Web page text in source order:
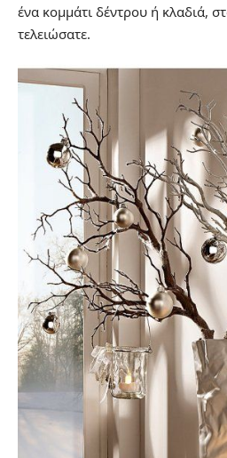
ένα κομμάτι δέντρου ή κλαδιά,
τελειώσατε.